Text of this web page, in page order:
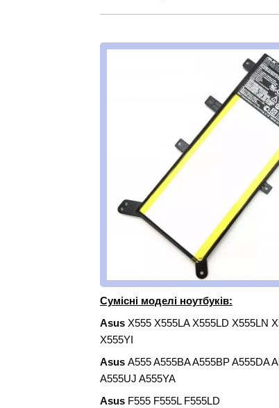
Сумісні моделі ноутбуків:
Asus X555 X555LA X555LD X555LN
X555YI
Asus A555 A555BA A555BP A555DA
A555UJ A555YA
Asus F555 F555L F555LD